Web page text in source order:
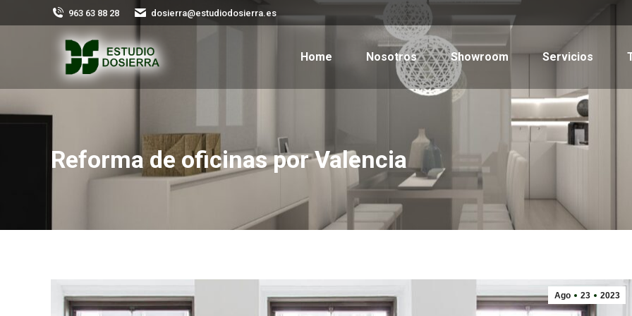
963 63 88 28 dosierra@estudiodosierra.es
Home Nosotros Showroom Servicios
Reforma de oficinas por Valencia
Ago 23 2023